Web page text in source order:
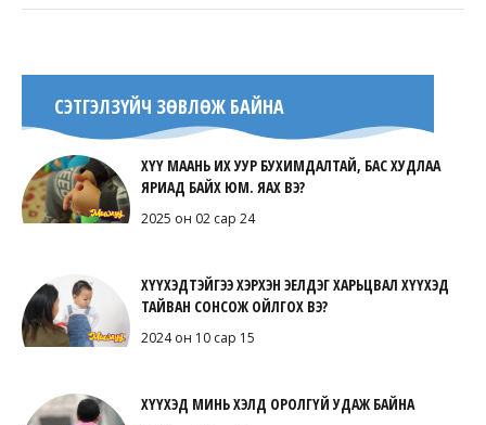
СЭТГЭЛЗҮЙЧ ЗӨВЛӨЖ БАЙНА
ХҮҮ МААНЬ ИХ УУР БУХИМДАЛТАЙ, БАС ХУДЛАА
ЯРИАД БАЙХ ЮМ. ЯАХ ВЭ?
2025 он 02 сар 24
ХҮҮХЭДТЭЙГЭЭ ХЭРХЭН ЭЕЛДЭГ ХАРЬЦВАЛ ХҮҮХЭД
ТАЙВАН СОНСОЖ ОЙЛГОХ ВЭ?
2024 он 10 сар 15
ХҮҮХЭД МИНЬ ХЭЛД ОРОЛГҮЙ УДАЖ БАЙНА